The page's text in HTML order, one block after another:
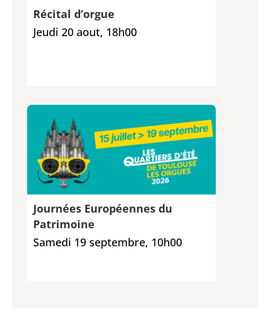
Récital d’orgue
Jeudi 20 aout, 18h00
Journées Européennes du
Patrimoine
Samedi 19 septembre, 10h00